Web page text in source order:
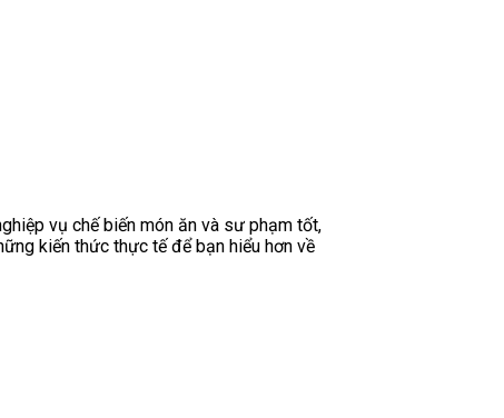
vụ chế biến món ăn và sư phạm tốt,
kiến thức thực tế để bạn hiểu hơn về